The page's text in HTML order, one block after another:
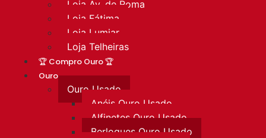
Loja Av. de Roma
Loja Fátima
Loja Lumiar
Loja Telheiras
🏆 Compro Ouro 🏆
Ouro
Ouro Usado
Anéis Ouro Usado
Alfinetes Ouro Usado
Berloques Ouro Usado